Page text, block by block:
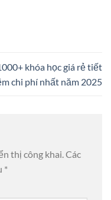
khóa học giá rẻ tiết
chi phí nhất năm 2025
thị công khai. Các
*